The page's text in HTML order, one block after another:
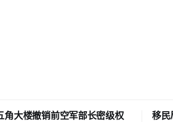
角大楼撤销前空军部长密级权
移民